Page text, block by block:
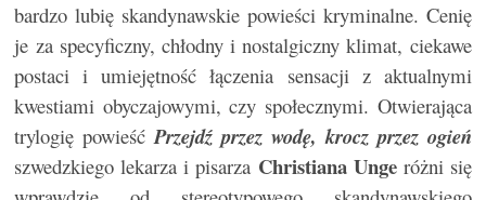
bardzo lubię skandynawskie powieści kryminalne. Cenię
je za specyficzny, chłodny i nostalgiczny klimat, ciekawe
postaci i umiejętność łączenia sensacji z aktualnymi
kwestiami obyczajowymi, czy społecznymi. Otwierająca
trylogię powieśćPrzejdź przez wodę, krocz przez ogień
szwedzkiego lekarza i pisarza Christiana Ungeróżni się